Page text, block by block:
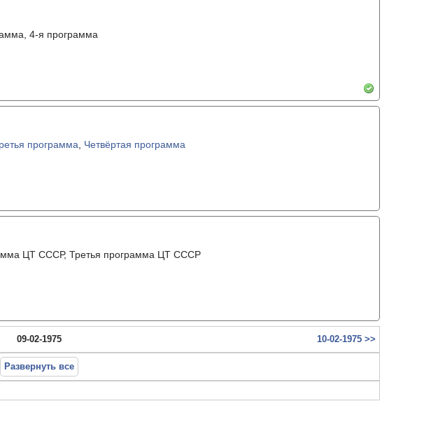
4-я программа
программа
Четвёртая программа
ЦТ ССCР, Третья программа ЦТ ССCР
09-02-1975 10-02-1975 >>
Развернуть все